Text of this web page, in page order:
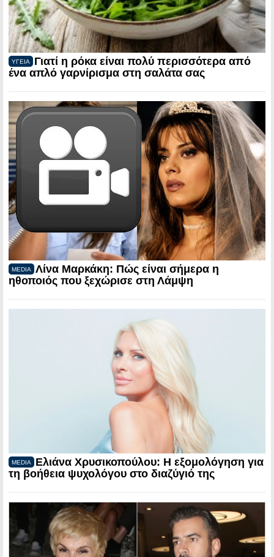
ΥΓΕΙΑ
Γιατί η ρόκα είναι πολύ περισσότερα από
ένα απλό γαρνίρισμα στη σαλάτα σας
MEDIA
Λίνα Μαρκάκη: Πώς είναι σήμερα η
ηθοποιός που ξεχώρισε στη Λάμψη
MEDIA
Ελιάνα Χρυσικοπούλου: Η εξομολόγηση για
τη βοήθεια ψυχολόγου στο διαζύγιό της